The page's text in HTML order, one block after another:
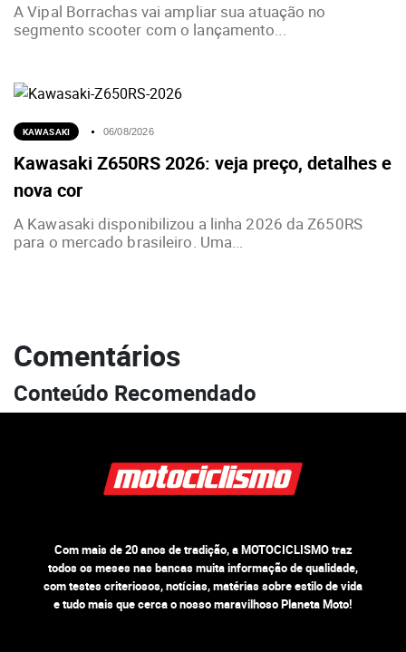
A Vipal Borrachas vai ampliar sua atuação no
segmento scooter com o lançamento...
KAWASAKI 06/08/2026
Kawasaki Z650RS 2026: veja preço, detalhes e
nova cor
A Kawasaki disponibilizou a linha 2026 da Z650RS
para o mercado brasileiro. Uma...
Comentários
Conteúdo Recomendado
Com mais de 20 anos de tradição, a MOTOCICLISMO traz
todos os meses nas bancas muita informação de qualidade,
com testes criteriosos, notícias, matérias sobre estilo de vida
e tudo mais que cerca o nosso maravilhoso Planeta Moto!